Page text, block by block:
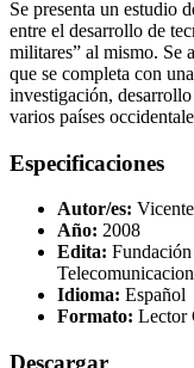
Se presenta un estudio
entre el desarrollo de
militares” al mismo. Se
que se completa con
investigación,
varios países
Especificaciones
Autor/es:
Año: 2008
Edita:
Idioma: Español
Formato: Lector
Descargar